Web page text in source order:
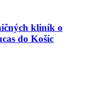
kliník o
do Košíc